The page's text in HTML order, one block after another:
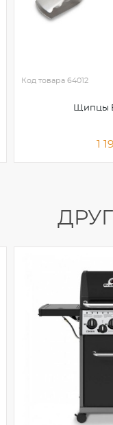
Код товара 64012
Щипцы
1